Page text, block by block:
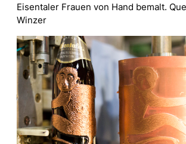
Eisentaler Frauen von Hand bemalt.
Winzer